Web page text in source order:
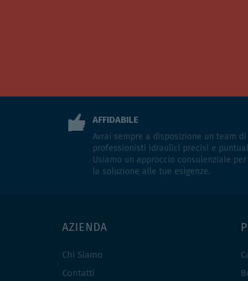
AFFIDABILE
Avrai sempre a disposizione un team di
professionisti idraulici precisi e
Usiamo un approccio consulenziale
la soluzione alle tue esigenze.
AZIENDA
Chi Siamo
Contatti